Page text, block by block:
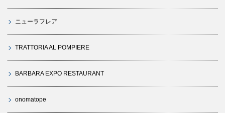
ニューラフレア
TRATTORIA AL POMPIERE
BARBARA EXPO RESTAURANT
onomatope